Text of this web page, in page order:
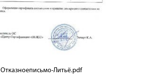
Отказноеписьмо-Литьё.pdf